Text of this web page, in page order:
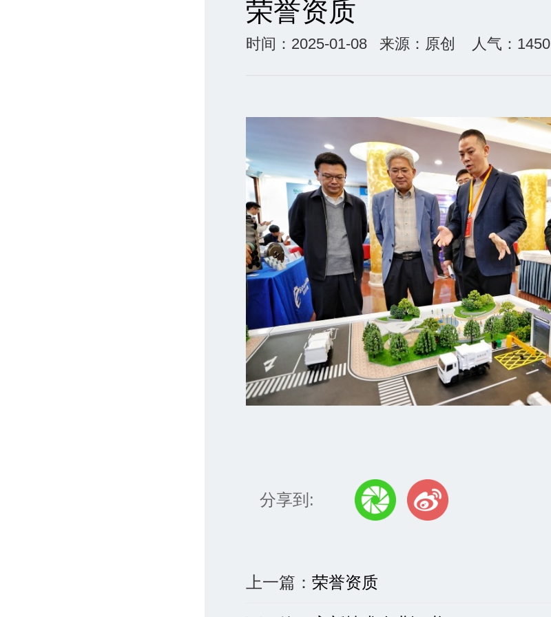
荣誉资质
时间：2025-01-08 来源：原创 人气：1450
分享到:
上一篇： 荣誉资质